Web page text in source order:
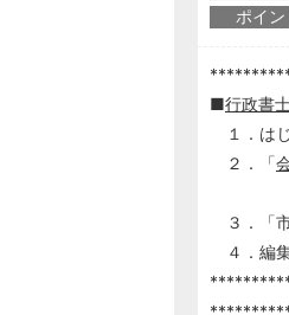
ポイン
■行政書
１．は
２．「
起
３．「
４．編